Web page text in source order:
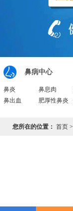
鼻病中心
鼻炎 鼻息肉
鼻出血
肥厚性鼻炎
您所在的位置： 首页 >